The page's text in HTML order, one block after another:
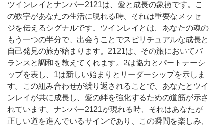
ツインレイとナンバー2121は、愛と成長の象徴です。こ
の数字があなたの生活に現れる時、それは重要なメッセー
ジを伝えるシグナルです。ツインレイとは、あなたの魂の
もう一つの半分で、出会うことでスピリチュアルな成長と
自己発見の旅が始まります。2121は、その旅においてバ
ランスと調和を教えてくれます。2は協力とパートナーシ
ップを表し、1は新しい始まりとリーダーシップを示しま
す。この組み合わせが繰り返されることで、あなたとツイ
ンレイが共に成長し、愛の絆を強化するための道筋が示さ
れています。ナンバー2121が現れる時、それはあなたが
正しい道を進んでいるサインであり、この瞬間を楽しみ、